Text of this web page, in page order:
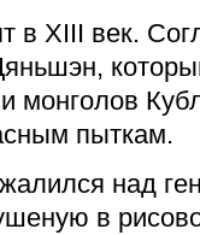
в XIII век.
монголов
пыткам.
над
в